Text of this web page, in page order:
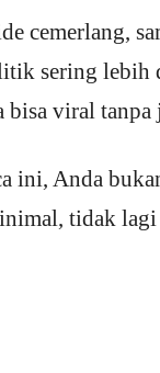
cemerlang,
sering lebih
bisa viral
ini, Anda
tidak